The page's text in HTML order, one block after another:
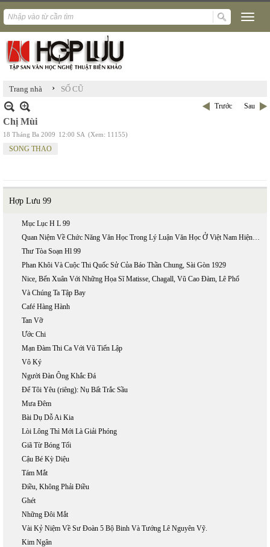
Trang nhà › SỐ CŨ
Trước Sau
Chị Mùi
18 Tháng Ba 2009 12:00 SA (Xem: 11155)
SONG THAO
Hợp Lưu 99
Mục Lục H L 99
Quan Niệm Về Chức Năng Văn Học Trong Lý Luận Văn Học Ở Việt Nam Hiện Nay
Thư Tòa Soạn Hl 99
Phan Khôi Và Cuộc Thi Quốc Sử Của Báo Thần Chung, Sài Gòn 1929
Nice, Bến Xuân Với Những Họa Sĩ Matisse, Chagall, Vũ Cao Đàm, Lê Phổ
Và Chúng Ta Tập Bay
Café Hàng Hành
Tan Vỡ
Ước Chi
Mạn Đàm Thi Ca Với Vũ Tiến Lập
Vô Ký
Người Đàn Ông Khắc Đá
Để Tôi Yêu (riêng): Nụ Bất Trắc Sầu
Mưa Đêm
Bài Dụ Dỗ Ai Kia
Lòi Lông Thì Mới Là Giải Phóng
Giã Từ Bóng Tối
Cậu Bé Kỳ Diệu
Tám Mắt
Điều, Không Phải Điều
Ghét
Những Đôi Mắt
Vài Kỷ Niệm Về Sư Đoàn 5 Bộ Binh Và Tướng Lê Nguyên Vỹ.
Kim Ngân